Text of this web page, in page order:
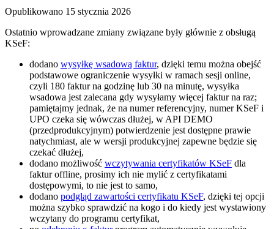
Opublikowano 15 stycznia 2026
Ostatnio wprowadzane zmiany związane były głównie z obsługą
KSeF:
dodano wysyłkę wsadową faktur, dzięki temu można obejść
podstawowe ograniczenie wysyłki w ramach sesji online,
czyli 180 faktur na godzinę lub 30 na minutę, wysyłka
wsadowa jest zalecana gdy wysyłamy więcej faktur na raz;
pamiętajmy jednak, że na numer referencyjny, numer KSeF i
UPO czeka się wówczas dłużej, w API DEMO
(przedprodukcyjnym) potwierdzenie jest dostępne prawie
natychmiast, ale w wersji produkcyjnej zapewne będzie się
czekać dłużej,
dodano możliwość wczytywania certyfikatów KSeF dla
faktur offline, prosimy ich nie mylić z certyfikatami
dostępowymi, to nie jest to samo,
dodano podgląd zawartości certyfikatu KSeF, dzięki tej opcji
można szybko sprawdzić na kogo i do kiedy jest wystawiony
wczytany do programu certyfikat,